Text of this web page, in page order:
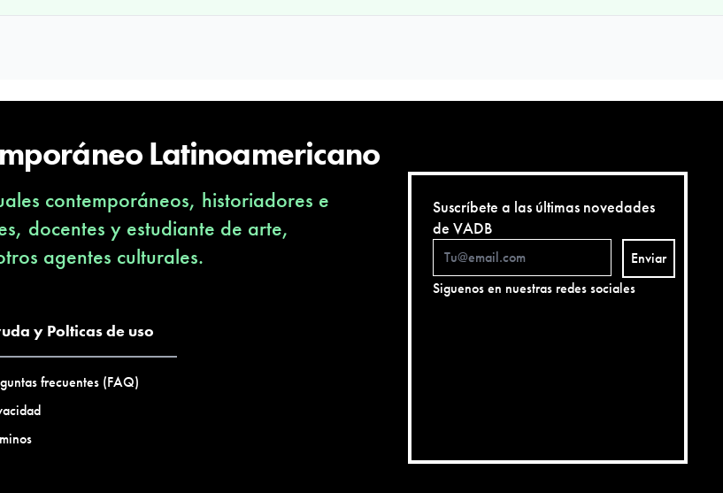
Latinoamericano
contemporáneos, historiadores e
docentes y estudiante de arte,
agentes culturales.
y Polticas de uso
frecuentes (FAQ)
Suscríbete a las últimas novedades
de VADB
Enviar
Siguenos en nuestras redes sociales